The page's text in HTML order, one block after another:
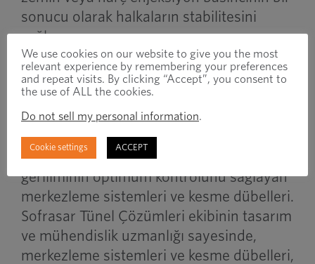
sonucu olarak halkaların stabilitesini
sağlar.
Merkezleme Sistemleri ve Kesme
Dübelleri
Beton bölümlerin kurulumunu hızlandıran
ve basitleştiren ve 500kN'ye kadar kesme
geriliminin optimum kontrolünü sağlayan
merkezleme sistemleri ve kesme dübelleri.
Sofrasar Tünel Çözümleri ekibinin tasarım
ve mühendislik uzmanlığı sayesinde,
merkezleme sistemleri ve kesme dübelleri,
We use cookies on our website to give you the most
relevant experience by remembering your preferences
and repeat visits. By clicking “Accept”, you consent to
the use of ALL the cookies.
Do not sell my personal information.
Cookie settings ACCEPT